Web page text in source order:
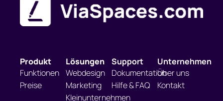
Produkt
Funktionen
Preise
Lösungen
Webdesign
Marketing
Kleinunternehmen
Support
Dokumentation
Hilfe & FAQ
Unternehmen
Über uns
Kontakt